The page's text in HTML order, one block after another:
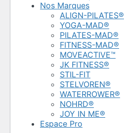
Nos Marques
ALIGN-PILATES®
YOGA-MAD®
PILATES-MAD®
FITNESS-MAD®
MOVEACTIVE™
JK FITNESS®
STIL-FIT
STELVOREN®
WATERROWER®
NOHRD®
JOY IN ME®
Espace Pro